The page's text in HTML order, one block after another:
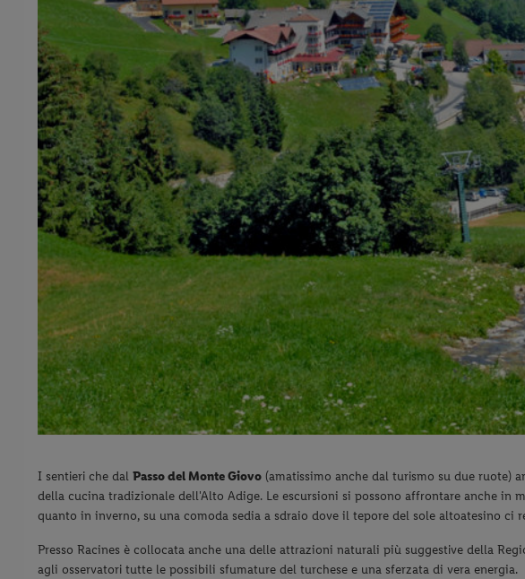
I sentieri che dal Passo del Monte Giovo (amatissimo anche dal turismo su due ruote)
della cucina tradizionale dell'Alto Adige. Le escursioni si possono affrontare anche
quanto in inverno, su una comoda sedia a sdraio dove il tepore del sole altoatesino ci
Presso Racines è collocata anche una delle attrazioni naturali più suggestive della
agli osservatori tutte le possibili sfumature del turchese e una sferzata di vera energia.